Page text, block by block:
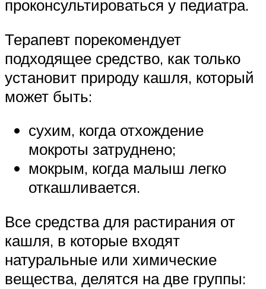
проконсультироваться у педиатра.
Терапевт порекомендует
подходящее средство, как только
установит природу кашля, который
может быть:
сухим, когда отхождение
мокроты затруднено;
мокрым, когда малыш легко
откашливается.
Все средства для растирания от
кашля, в которые входят
натуральные или химические
вещества, делятся на две группы: